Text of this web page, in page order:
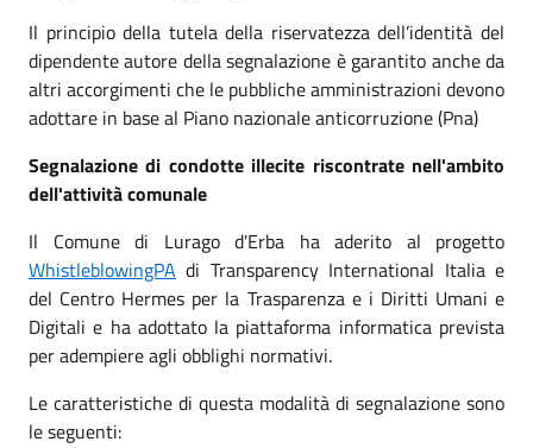
Il principio della tutela della riservatezza dell’identità del
dipendente autore della segnalazione è garantito anche da
altri accorgimenti che le pubbliche amministrazioni devono
adottare in base al Piano nazionale anticorruzione (Pna)
Segnalazione di condotte illecite riscontrate nell'ambito
dell'attività comunale
Il Comune di Lurago d'Erba ha aderito al progetto
WhistleblowingPA di Transparency International Italia e
del Centro Hermes per la Trasparenza e i Diritti Umani e
Digitali e ha adottato la piattaforma informatica prevista
per adempiere agli obblighi normativi.
Le caratteristiche di questa modalità di segnalazione sono
le seguenti: